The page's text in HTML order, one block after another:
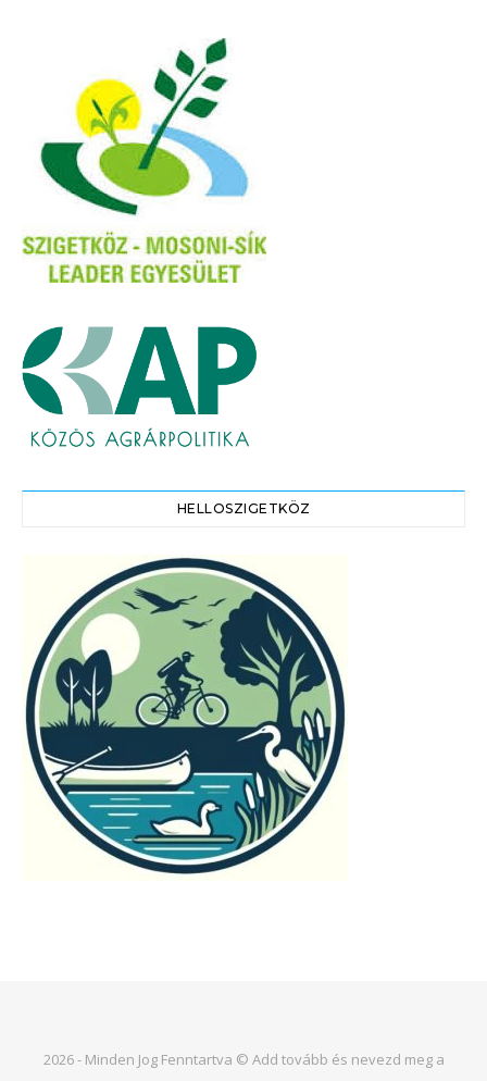
HELLOSZIGETKÖZ
2026 - Minden Jog Fenntartva © Add tovább és nevezd meg a